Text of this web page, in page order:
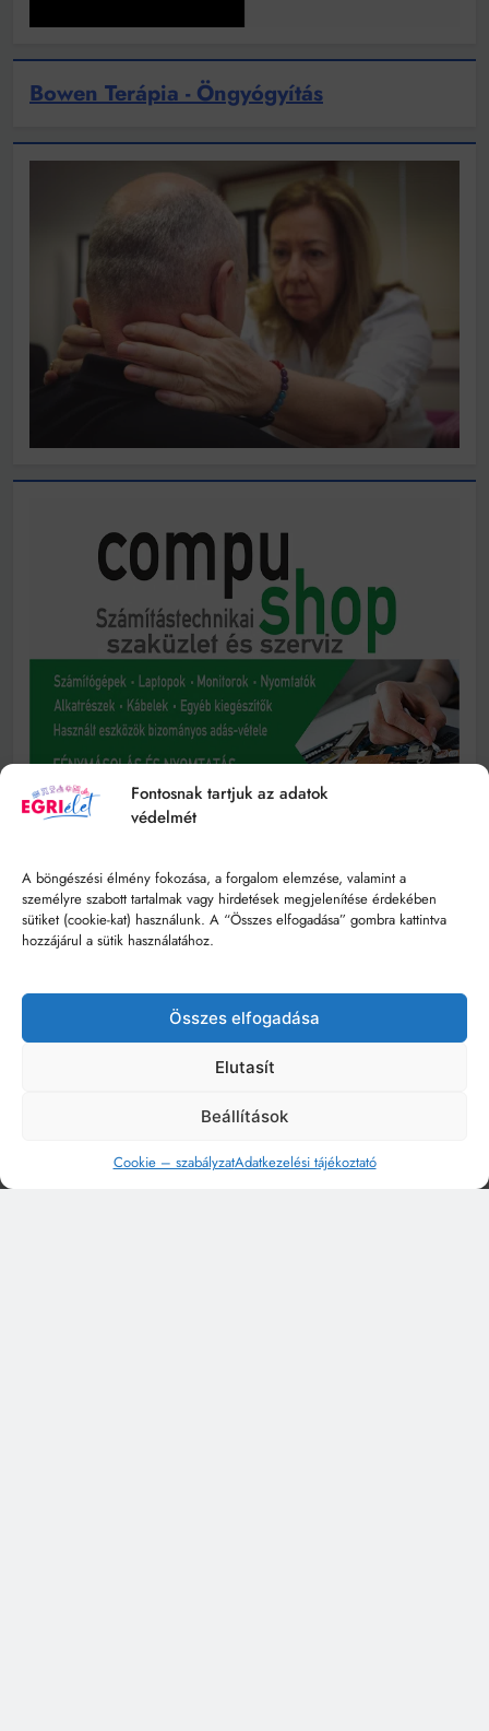
Fontosnak tartjuk az adatok
védelmét
A böngészési élmény fokozása, a forgalom elemzése, valamint a
személyre szabott tartalmak vagy hirdetések megjelenítése érdekében
sütiket (cookie-kat) használunk. A “Összes elfogadása” gombra kattintva
hozzájárul a sütik használatához.
Összes elfogadása
Elutasít
Beállítások
Cookie – szabályzatAdatkezelési tájékoztató
Bowen Terápia - Öngyógyítás